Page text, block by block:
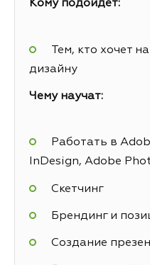
Кому подойдет:
Тем, кто хочет
дизайну
Чему научат:
Работать в
InDesign, Adobe
Скетчинг
Брендинг и
Создание